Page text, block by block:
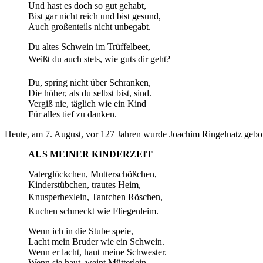
Und hast es doch so gut gehabt,
Bist gar nicht reich und bist gesund,
Auch großenteils nicht unbegabt.
Du altes Schwein im Trüffelbeet,
Weißt du auch stets, wie guts dir geht?
Du, spring nicht über Schranken,
Die höher, als du selbst bist, sind.
Vergiß nie, täglich wie ein Kind
Für alles tief zu danken.
Heute, am 7. August, vor 127 Jahren wurde Joachim Ringelnatz
AUS MEINER KINDERZEIT
Vaterglückchen, Mutterschößchen,
Kinderstübchen, trautes Heim,
Knusperhexlein, Tantchen Röschen,
Kuchen schmeckt wie Fliegenleim.
Wenn ich in die Stube speie,
Lacht mein Bruder wie ein Schwein.
Wenn er lacht, haut meine Schwester.